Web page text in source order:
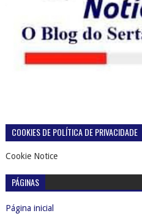
COOKIES DE POLÍTICA DE PRIVACIDADE
Cookie Notice
PÁGINAS
Página inicial